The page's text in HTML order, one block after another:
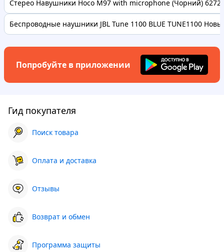
Стерео Навушники Hoco M97 with microphone (Чорний)
Беспроводные наушники JBL Tune 1100 BLUE TUNE1100
Попробуйте в приложении
Гид покупателя
Поиск товара
Оплата и доставка
Отзывы
Возврат и обмен
Программа защиты